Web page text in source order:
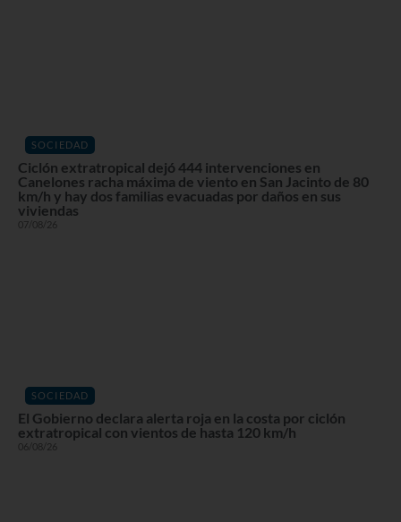
SOCIEDAD
Ciclón extratropical dejó 444 intervenciones en
Canelones racha máxima de viento en San Jacinto de 80
km/h y hay dos familias evacuadas por daños en sus
viviendas
07/08/26
SOCIEDAD
El Gobierno declara alerta roja en la costa por ciclón
extratropical con vientos de hasta 120 km/h
06/08/26